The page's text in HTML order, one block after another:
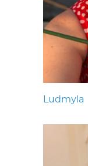
Ludmyla